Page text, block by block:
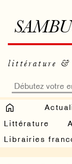
littérature &
Littérature
Librairies